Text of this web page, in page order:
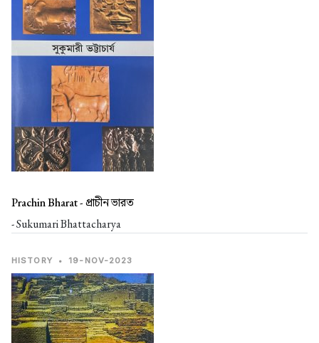
Prachin Bharat -প্রাচীন ভারত
- Sukumari Bhattacharya
HISTORY • 19-NOV-2023